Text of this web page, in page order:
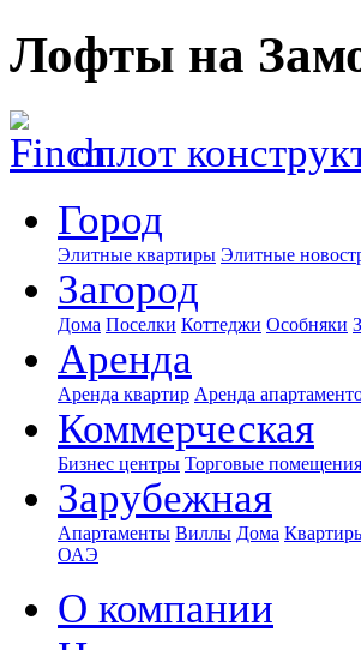
Лофты на
оплот
Город
Элитные квартиры Элитные
Загород
Дома Поселки Коттеджи Особняки
Аренда
Аренда квартир Аренда
Коммерческая
Бизнес центры Торговые помещения
Зарубежная
Апартаменты Виллы Дома
ОАЭ
О компании